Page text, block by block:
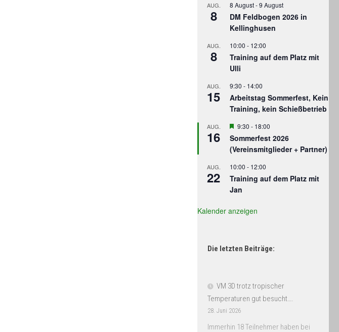
AUG.
8
8 August-9 August
DM Feldbogen 2026 in
Kellinghusen
AUG.
8
10:00 - 12:00
Training auf dem Platz mit
Ulli
AUG.
15
9:30 - 14:00
Arbeitstag Sommerfest, Kein
Training, kein Schießbetrieb
AUG.
16
Hervorgehoben
9:30 - 18:00
Sommerfest 2026
(Vereinsmitglieder + Partner)
AUG.
22
10:00 - 12:00
Training auf dem Platz mit
Jan
Kalender anzeigen
Die letzten Beiträge:
VM 3D trotz tropischer
Temperaturen gut besucht….
28. Juni 2026
Immerhin 18 Teilnehmer haben bei